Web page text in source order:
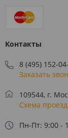
Контакты
8 (495) 152-
Заказать
109544, г.
Схема
Пн-Пт: 9:00 -